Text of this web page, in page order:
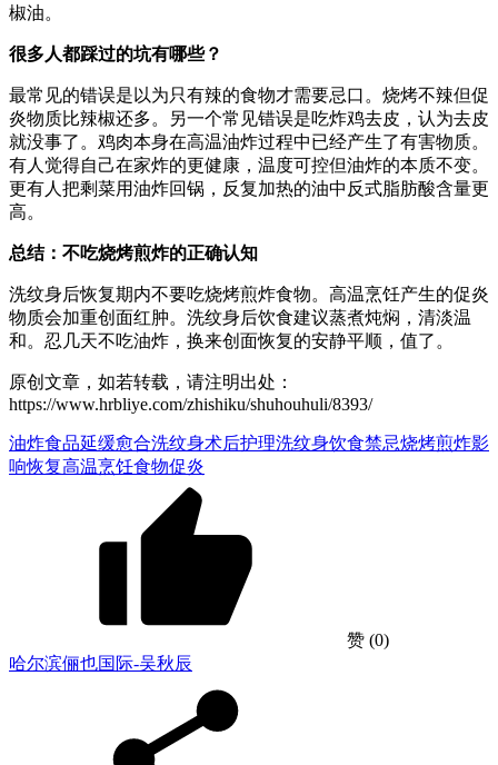
椒油。
很多人都踩过的坑有哪些？
最常见的错误是以为只有辣的食物才需要忌口。烧烤不辣但促
炎物质比辣椒还多。另一个常见错误是吃炸鸡去皮，认为去皮
就没事了。鸡肉本身在高温油炸过程中已经产生了有害物质。
有人觉得自己在家炸的更健康，温度可控但油炸的本质不变。
更有人把剩菜用油炸回锅，反复加热的油中反式脂肪酸含量更
高。
总结：不吃烧烤煎炸的正确认知
洗纹身后恢复期内不要吃烧烤煎炸食物。高温烹饪产生的促炎
物质会加重创面红肿。洗纹身后饮食建议蒸煮炖焖，清淡温
和。忍几天不吃油炸，换来创面恢复的安静平顺，值了。
原创文章，如若转载，请注明出处：
https://www.hrbliye.com/zhishiku/shuhouhuli/8393/
油炸食品延缓愈合洗纹身术后护理洗纹身饮食禁忌烧烤煎炸影
响恢复高温烹饪食物促炎
赞 (0)
哈尔滨俪也国际-吴秋辰